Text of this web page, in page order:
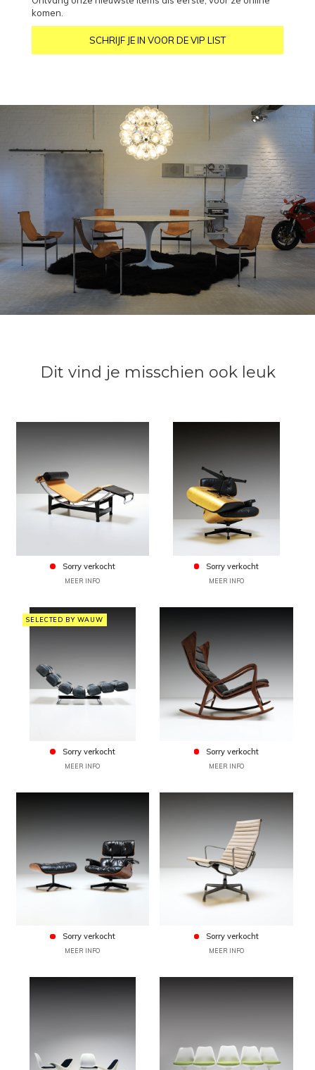
komen.
SCHRIJF JE IN VOOR DE VIP LIST
Dit vind je misschien ook leuk
Sorry verkocht
MEER INFO
Sorry verkocht
MEER INFO
SELECTED BY WAUW
Sorry verkocht
MEER INFO
Sorry verkocht
MEER INFO
Sorry verkocht
MEER INFO
Sorry verkocht
MEER INFO